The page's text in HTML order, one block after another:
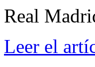
Real
Leer el